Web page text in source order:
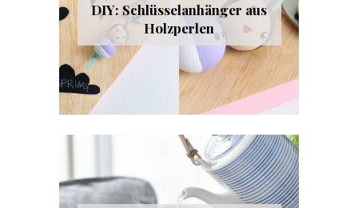
DIY: Schlüsselanhänger aus
Holzperlen